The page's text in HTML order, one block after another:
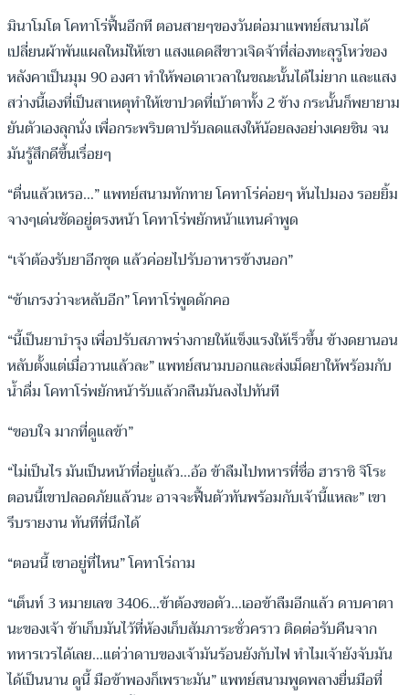
มินาโมโต โคทาโร่ฟื้นอีกที ตอนสายๆของวันต่อมาแพทย์สนามได้
เปลี่ยนผ้าพันแผลใหม่ให้เขา แสงแดดสีขาวเจิดจ้าที่ส่องทะลุรูโหว่ของ
หลังคาเป็นมุม 90 องศา ทำให้พอเดาเวลาในขณะนั้นได้ไม่ยาก และแสง
สว่างนี้เองที่เป็นสาเหตุทำให้เขาปวดที่เบ้าตาทั้ง 2 ข้าง กระนั้นก็พยายาม
ยันตัวเองลุกนั่ง เพื่อกระพริบตาปรับลดแสงให้น้อยลงอย่างเคยชิน จน
มันรู้สึกดีขึ้นเรื่อยๆ
“ตื่นแล้วเหรอ…” แพทย์สนามทักทาย โคทาโร่ค่อยๆ หันไปมอง รอยยิ้ม
จางๆเด่นชัดอยู่ตรงหน้า โคทาโร่พยักหน้าแทนคำพูด
“เจ้าต้องรับยาอีกชุด แล้วค่อยไปรับอาหารข้างนอก”
“ข้าเกรงว่าจะหลับอีก” โคทาโร่พูดดักคอ
“นี้เป็นยาบำรุง เพื่อปรับสภาพร่างกายให้แข็งแรงให้เร็วขึ้น ข้างดยานอน
หลับตั้งแต่เมื่อวานแล้วละ” แพทย์สนามบอกและส่งเม็ดยาให้พร้อมกับ
น้ำดื่ม โคทาโร่พยักหน้ารับแล้วกลืนมันลงไปทันที
“ขอบใจ มากที่ดูแลข้า”
“ไม่เป็นไร มันเป็นหน้าที่อยู่แล้ว…อ้อ ข้าลืมไปทหารที่ชื่อ ฮาราชิ จิโระ
ตอนนี้เขาปลอดภัยแล้วนะ อาจจะฟื้นตัวทันพร้อมกับเจ้านี้แหละ” เขา
รีบรายงาน ทันทีที่นึกได้
“ตอนนี้ เขาอยู่ที่ไหน” โคทาโร่ถาม
“เต็นท์ 3 หมายเลข 3406…ข้าต้องขอตัว…เออข้าลืมอีกแล้ว ดาบคาตา
นะของเจ้า ข้าเก็บมันไว้ที่ห้องเก็บสัมภาระชั่วคราว ติดต่อรับคืนจาก
ทหารเวรได้เลย…แต่ว่าดาบของเจ้ามันร้อนยังกับไฟ ทำไมเจ้ายังจับมัน
ได้เป็นนาน ดูนี้ มือข้าพองก็เพราะมัน” แพทย์สนามพูดพลางยื่นมือที่